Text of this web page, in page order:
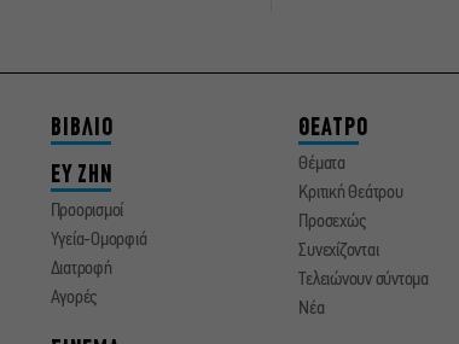
ΒΙΒΛΙΟ
ΕΥ ΖΗΝ
Προορισμοί
Υγεία-Ομορφιά
Διατροφή
Αγορές
ΘΕΑΤΡΟ
Θέματα
Κριτική Θεάτρου
Προσεχώς
Συνεχίζονται
Τελειώνουν σύντομα
Νέα